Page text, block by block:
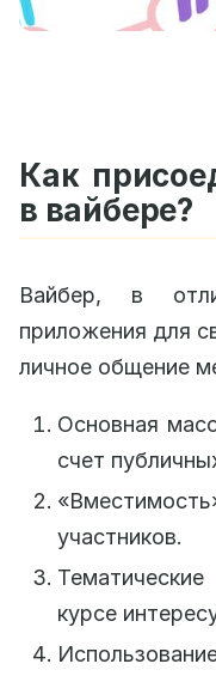
Как
в вайбере?
Вайбер, в
приложения для
личное общение
Основная
счет
участников.
курсе